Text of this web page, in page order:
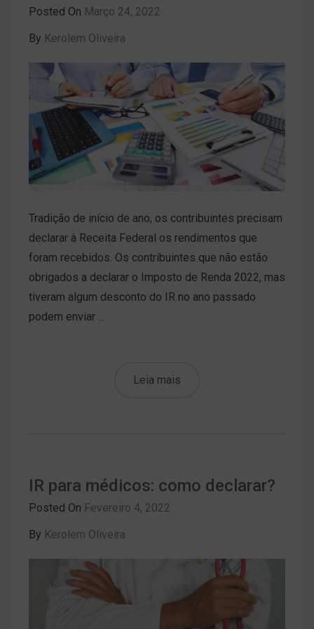
Posted On Março 24, 2022
By Kerolem Oliveira
Tradição de início de ano, os contribuintes precisam
declarar à Receita Federal os rendimentos que
foram recebidos. Os contribuintes que não estão
obrigados a declarar o Imposto de Renda 2022, mas
tiveram algum desconto do IR no ano passado
podem enviar ...
Leia mais
IR para médicos: como declarar?
Posted On Fevereiro 4, 2022
By Kerolem Oliveira